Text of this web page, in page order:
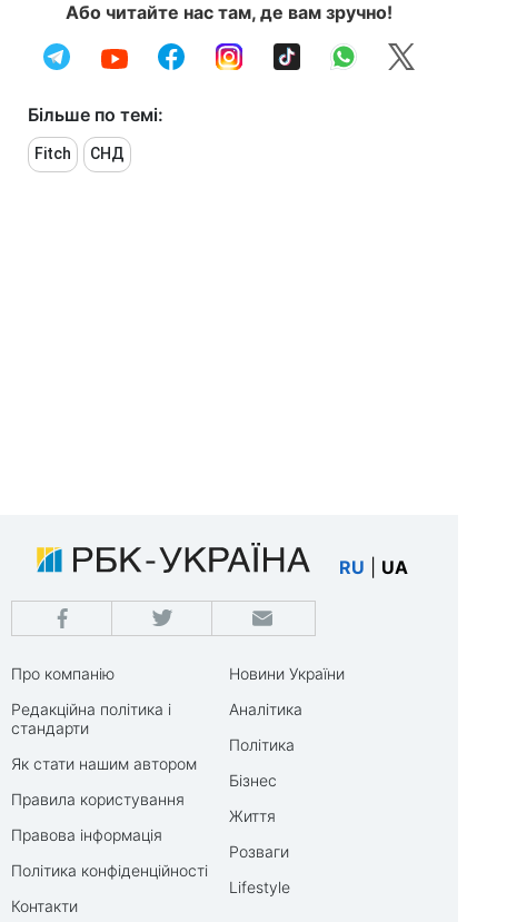
Або читайте нас там, де вам зручно!
Більше по темі:
Fitch СНД
RU UA
Про компанію
Редакційна політика і
стандарти
Як стати нашим автором
Правила користування
Правова інформація
Політика конфіденційності
Контакти
Новини України
Аналітика
Політика
Бізнес
Життя
Розваги
Lifestyle